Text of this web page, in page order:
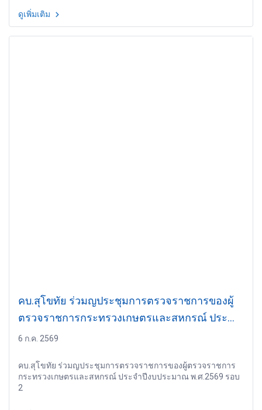
ดูเพิ่มเติม
คบ.สุโขทัย ร่วมญประชุมการตรวจราชการของผู้
ตรวจราชการกระทรวงเกษตรและสหกรณ์ ประจำ
ปีงบประมาณ พ.ศ.2569 รอบ 2
6 ก.ค. 2569
คบ.สุโขทัย ร่วมญประชุมการตรวจราชการของผู้ตรวจราชการ
กระทรวงเกษตรและสหกรณ์ ประจำปีงบประมาณ พ.ศ.2569 รอบ
2